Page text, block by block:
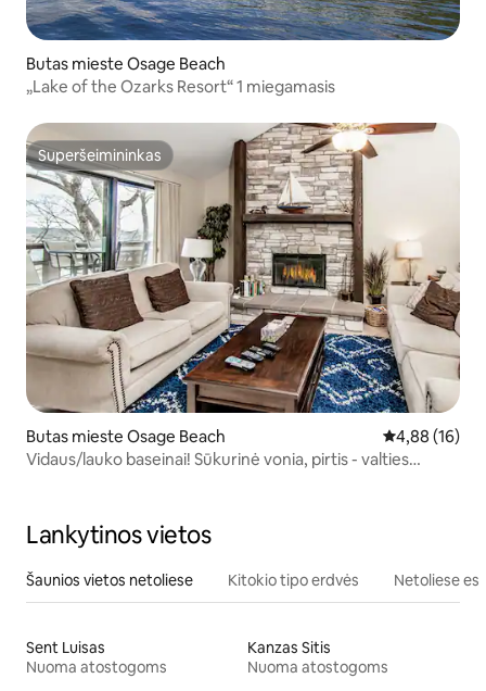
Butas mieste Osage Beach
„Lake of the Ozarks Resort“ 1 miegamasis
Superšeimininkas
Superšeimininkas
Butas mieste Osage Beach Vidutinis
4,88 (16)
Vidaus/lauko baseinai! Sūkurinė vonia, pirtis - valties
Lankytinos vietos
Šaunios vietos netoliese Kitokio tipo erdvės Netoliese
Sent Luisas
Nuoma atostogoms
Kanzas Sitis
Nuoma atostogoms